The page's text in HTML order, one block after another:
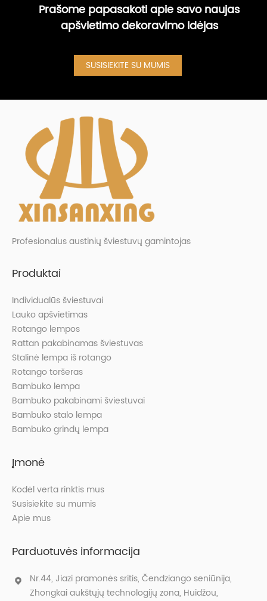
Prašome papasakoti apie savo naujas
apšvietimo dekoravimo idėjas
SUSISIEKITE SU MUMIS
Profesionalus austinių šviestuvų gamintojas
Produktai
Individualūs šviestuvai
Lauko apšvietimas
Rotango lempos
Rattan pakabinamas šviestuvas
Stalinė lempa iš rotango
Rotango toršeras
Bambuko lempa
Bambuko pakabinami šviestuvai
Bambuko stalo lempa
Bambuko grindų lempa
Įmonė
Kodėl verta rinktis mus
Susisiekite su mumis
Apie mus
Parduotuvės informacija
Nr.44, Jiazi pramonės sritis, Čendziango seniūnija,
Zhongkai aukštųjų technologijų zona, Huidžou,